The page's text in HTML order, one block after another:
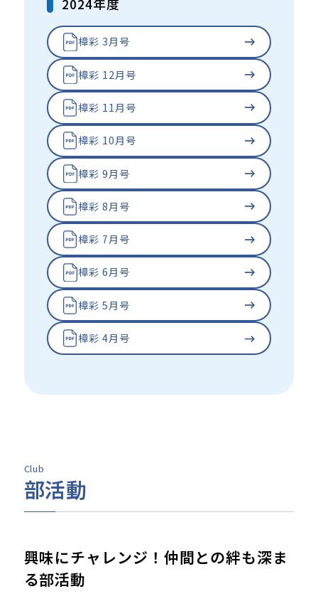
樟彩 3月号
樟彩 12月号
樟彩 11月号
樟彩 10月号
樟彩 9月号
樟彩 8月号
樟彩 7月号
樟彩 6月号
樟彩 5月号
樟彩 4月号
Club
部活動
興味にチャレンジ！仲間との絆も深ま
る部活動